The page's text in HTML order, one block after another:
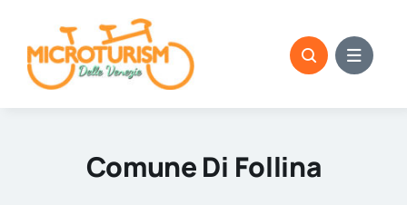
content
Comune Di Follina